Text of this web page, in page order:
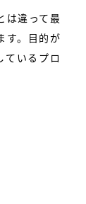
は違って最
す。目的が
ているプロ